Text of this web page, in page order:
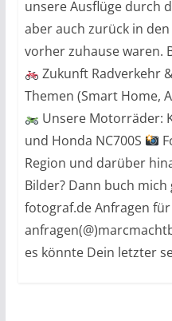
unsere Ausflüge durch
aber auch zurück in
vorher zuhause waren.
Zukunft Radverkehr
Themen (Smart Home,
Unsere Motorräder:
und Honda NC700S
Region und darüber
Bilder? Dann buch
fotograf.de Anfragen
es könnte Dein letzter